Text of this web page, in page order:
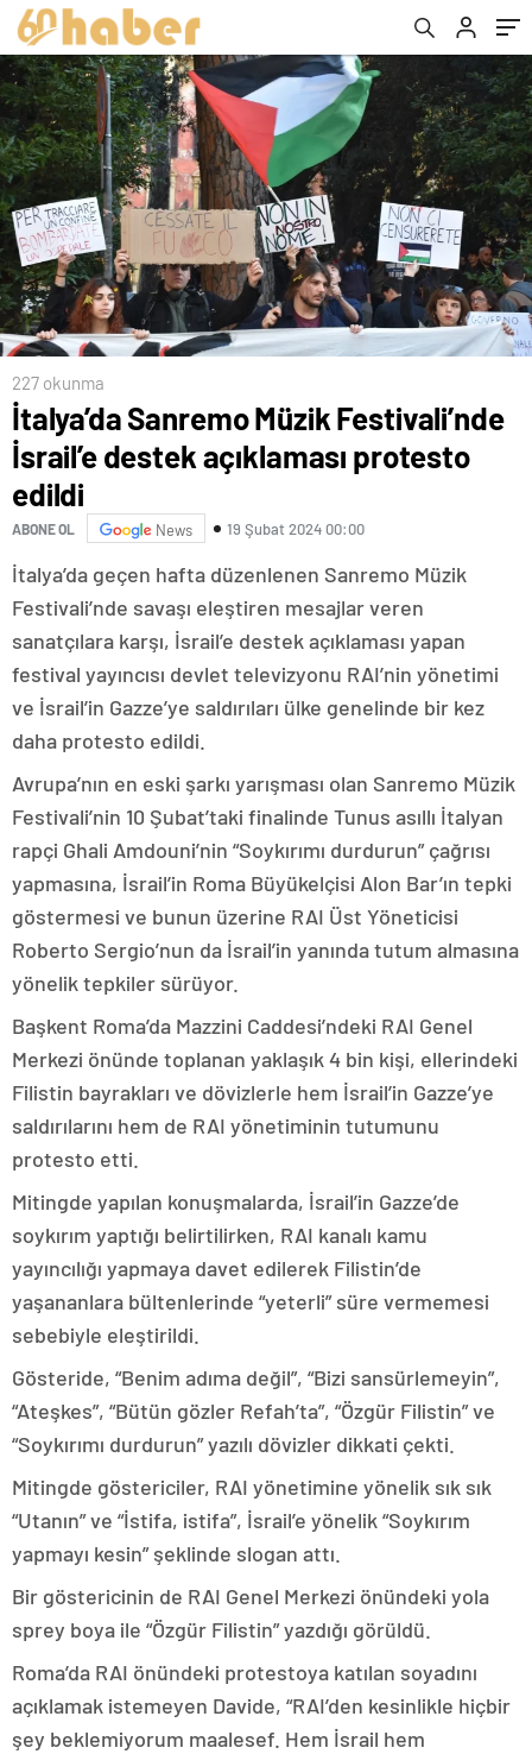
227 okunma
İtalya’da Sanremo Müzik Festivali’nde
İsrail’e destek açıklaması protesto
edildi
ABONE OL News 19 Şubat 2024 00:00
İtalya’da geçen hafta düzenlenen Sanremo Müzik
Festivali’nde savaşı eleştiren mesajlar veren
sanatçılara karşı, İsrail’e destek açıklaması yapan
festival yayıncısı devlet televizyonu RAI’nin yönetimi
ve İsrail’in Gazze’ye saldırıları ülke genelinde bir kez
daha protesto edildi.
Avrupa’nın en eski şarkı yarışması olan Sanremo Müzik
Festivali’nin 10 Şubat’taki finalinde Tunus asıllı İtalyan
rapçi Ghali Amdouni’nin “Soykırımı durdurun” çağrısı
yapmasına, İsrail’in Roma Büyükelçisi Alon Bar’ın tepki
göstermesi ve bunun üzerine RAI Üst Yöneticisi
Roberto Sergio’nun da İsrail’in yanında tutum almasına
yönelik tepkiler sürüyor.
Başkent Roma’da Mazzini Caddesi’ndeki RAI Genel
Merkezi önünde toplanan yaklaşık 4 bin kişi, ellerindeki
Filistin bayrakları ve dövizlerle hem İsrail’in Gazze’ye
saldırılarını hem de RAI yönetiminin tutumunu
protesto etti.
Mitingde yapılan konuşmalarda, İsrail’in Gazze’de
soykırım yaptığı belirtilirken, RAI kanalı kamu
yayıncılığı yapmaya davet edilerek Filistin’de
yaşananlara bültenlerinde “yeterli” süre vermemesi
sebebiyle eleştirildi.
Gösteride, “Benim adıma değil”, “Bizi sansürlemeyin”,
“Ateşkes”, “Bütün gözler Refah’ta”, “Özgür Filistin” ve
“Soykırımı durdurun” yazılı dövizler dikkati çekti.
Mitingde göstericiler, RAI yönetimine yönelik sık sık
“Utanın” ve “İstifa, istifa”, İsrail’e yönelik “Soykırım
yapmayı kesin” şeklinde slogan attı.
Bir göstericinin de RAI Genel Merkezi önündeki yola
sprey boya ile “Özgür Filistin” yazdığı görüldü.
Roma’da RAI önündeki protestoya katılan soyadını
açıklamak istemeyen Davide, “RAI’den kesinlikle hiçbir
şey beklemiyorum maalesef. Hem İsrail hem